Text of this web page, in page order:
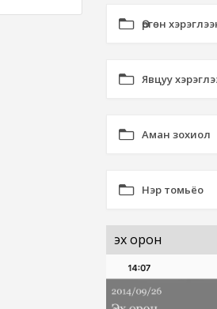
Өргөн
Явцуу
Аман зохиол
Нэр томьёо
эх орон